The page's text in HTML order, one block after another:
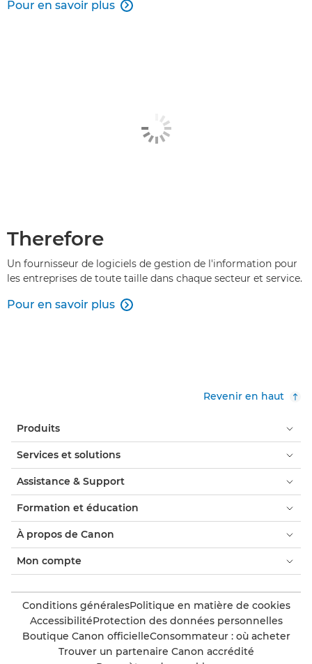
Pour en savoir plus 
Therefore
Un fournisseur de logiciels de gestion de l'information pour
les entreprises de toute taille dans chaque secteur et service.
Pour en savoir plus 
Revenir en haut
Produits
Services et solutions
Assistance & Support
Formation et éducation
À propos de Canon
Mon compte
Conditions généralesPolitique en matière de cookies
AccessibilitéProtection des données personnelles
Boutique Canon officielleConsommateur : où acheter
Trouver un partenaire Canon accrédité